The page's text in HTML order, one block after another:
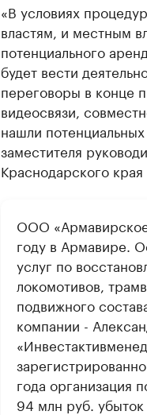
«В условиях
властям, и местным
потенциального
будет вести
переговоры в конце
видеосвязи,
нашли
заместителя
Краснодарского
ООО
году в Армавире.
услуг по
локомотивов,
подвижного
компании -
года организация
94 млн руб.